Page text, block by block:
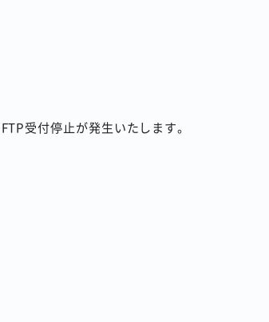
受付停止が発生いたします。